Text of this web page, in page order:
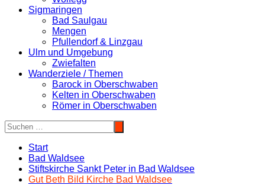
Sigmaringen
Bad Saulgau
Mengen
Pfullendorf & Linzgau
Ulm und Umgebung
Zwiefalten
Wanderziele / Themen
Barock in Oberschwaben
Kelten in Oberschwaben
Römer in Oberschwaben
Start
Bad Waldsee
Stiftskirche Sankt Peter in Bad Waldsee
Gut Beth Bild Kirche Bad Waldsee